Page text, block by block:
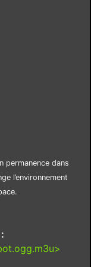
permanence dans
l’environnement